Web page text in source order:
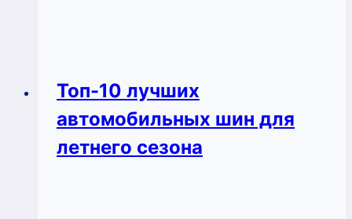
Топ-10 лучших
автомобильных шин для
летнего сезона